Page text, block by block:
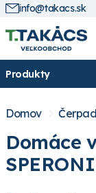
info@takacs.sk
Produkty
Domov
Domáce
SPERONI